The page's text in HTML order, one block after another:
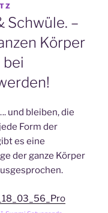
Schwüle. –
Körper
und bleiben, die
Form der
es eine
der ganze Körper